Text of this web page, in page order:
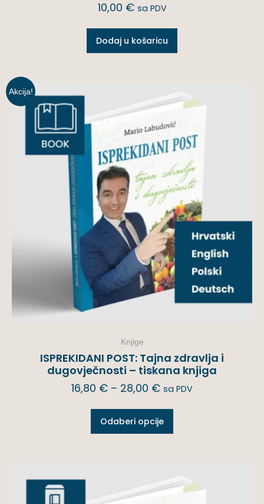
10,00 € sa PDV
Dodaj u košaricu
Akcija!
Knjige
ISPREKIDANI POST: Tajna zdravlja i
dugovječnosti – tiskana knjiga
16,80 € – 28,00 € sa PDV
Odaberi opcije